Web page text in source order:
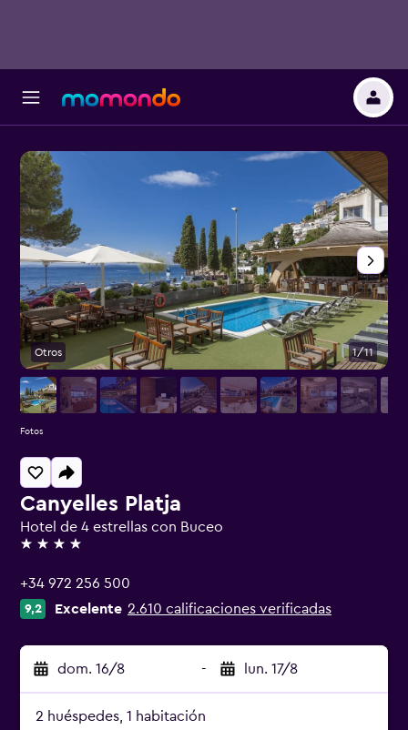
Canyelles Platja
Hotel de 4 estrellas con Buceo
4 estrellas
+34 972 256 500
9,2 Excelente 2.610 calificaciones verificadas
dom. 16/8 - lun. 17/8
2 huéspedes, 1 habitación
Otros 1/11
Fotos